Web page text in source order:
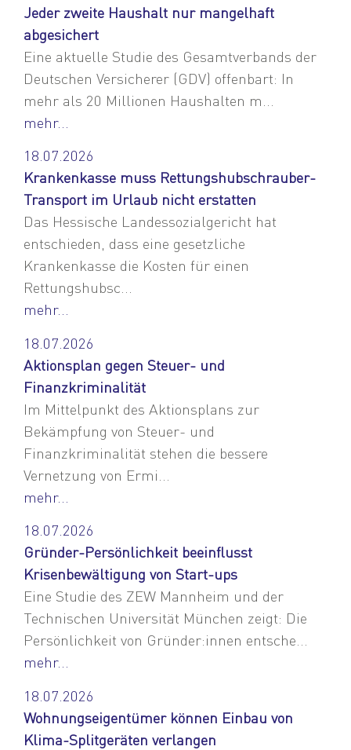
Jeder zweite Haushalt nur mangelhaft
abgesichert
Eine aktuelle Studie des Gesamtverbands der
Deutschen Versicherer (GDV) offenbart: In
mehr als 20 Millionen Haushalten m...
mehr...
18.07.2026
Krankenkasse muss Rettungshubschrauber-
Transport im Urlaub nicht erstatten
Das Hessische Landessozialgericht hat
entschieden, dass eine gesetzliche
Krankenkasse die Kosten für einen
Rettungshubsc...
mehr...
18.07.2026
Aktionsplan gegen Steuer- und
Finanzkriminalität
Im Mittelpunkt des Aktionsplans zur
Bekämpfung von Steuer- und
Finanzkriminalität stehen die bessere
Vernetzung von Ermi...
mehr...
18.07.2026
Gründer-Persönlichkeit beeinflusst
Krisenbewältigung von Start-ups
Eine Studie des ZEW Mannheim und der
Technischen Universität München zeigt: Die
Persönlichkeit von Gründer:innen entsche...
mehr...
18.07.2026
Wohnungseigentümer können Einbau von
Klima-Splitgeräten verlangen